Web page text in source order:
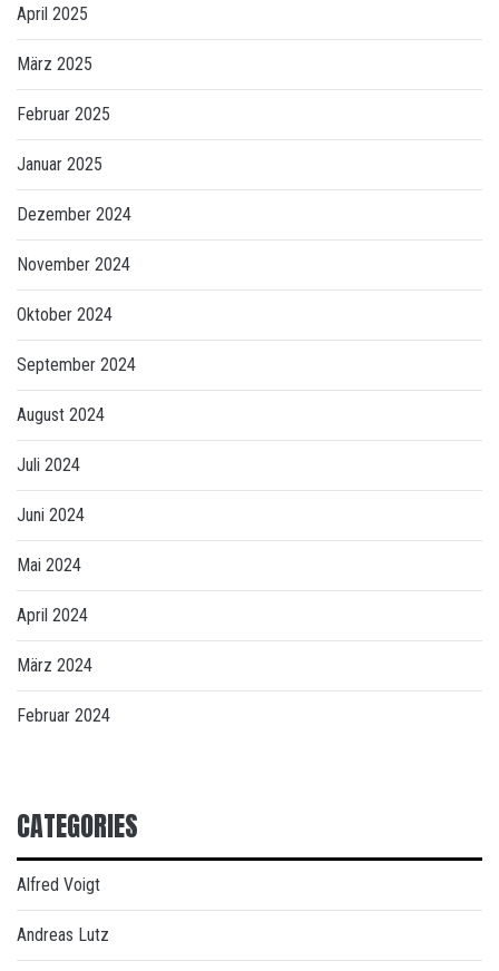
April 2025
März 2025
Februar 2025
Januar 2025
Dezember 2024
November 2024
Oktober 2024
September 2024
August 2024
Juli 2024
Juni 2024
Mai 2024
April 2024
März 2024
Februar 2024
CATEGORIES
Alfred Voigt
Andreas Lutz